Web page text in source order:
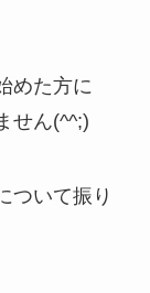
めた方に
せん(^^;)
ついて振り